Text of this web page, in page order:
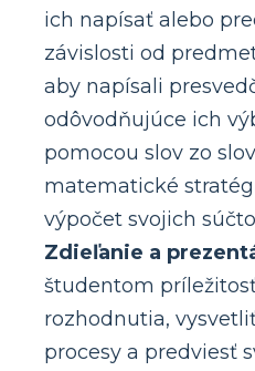
ich napísať alebo
závislosti od
aby napísali
odôvodňujúce ich
pomocou slov zo
matematické
výpočet svojich
Zdieľanie a
študentom
rozhodnutia,
procesy a predviesť